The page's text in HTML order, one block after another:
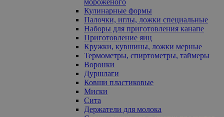
Кулинарные формы
Палочки, иглы, ложки специальные
Наборы для приготовления канапе
Приготовление яиц
Кружки, кувшины, ложки мерные
Термометры, спиртометры, таймеры
Воронки
Дуршлаги
Ковши пластиковые
Миски
Сита
Держатели для молока